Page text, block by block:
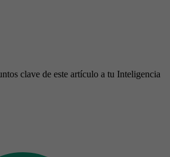
clave de este artículo a tu Inteligencia